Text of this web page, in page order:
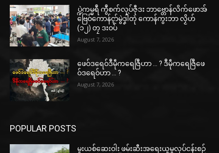
ပ္ဍဲကမ္မရဳ ကွဳစက်လုပ်ဇီုဒး ဘာဗ္တောန်လိက်ဖောအ်
ဗြေဝ်ကောန်ၚာ်မွဲဒၞါဲတုဲ ကောန်ကွးဘာ လၟိဟ်
(၁၂) တၠ ဒးဝပ်
August 7, 2026
ဖေဝ်ဒရေဝ်ဒဳမဵုကရေဇြဳဟာ … ? ဒဳမဵုကရေဇြဳဖေ
ဝ်ဒရေဝ်ဟာ … ?
August 7, 2026
POPULAR POSTS
မူးယစ်ဆေးဝါး ဖမ်းဆီးအရေးယူမှုလုပ်ငန်းစဉ်